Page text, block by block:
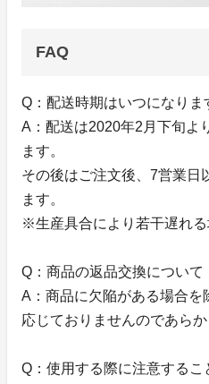
FAQ
Q：配送時期はいつになりま
A：配送は2020年2月下旬よ
ます。
その後はご注文後、7営業日
ます。
※生産具合により若干遅れる
Q：商品の返品交換について
A：商品に欠陥がある場合を
応じておりませんのであらか
Q：使用する際に注意するこ